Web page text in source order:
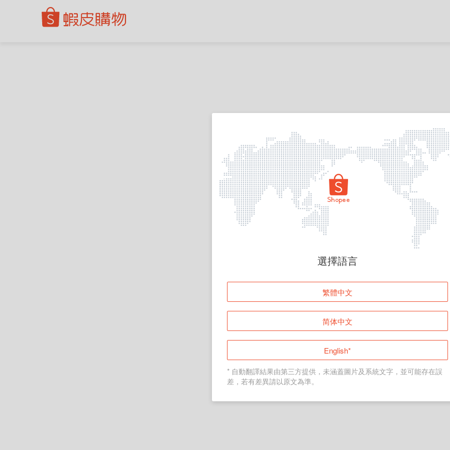
頁面無法顯示
登入
返回首頁
選擇語言
繁體中文
简体中文
English*
* 自動翻譯結果由第三方提供，未涵蓋圖片及系統文字，並可能存在誤
差，若有差異請以原文為準。